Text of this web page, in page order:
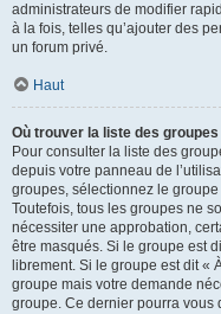
administrateurs de modifier
à la fois, telles qu’ajouter des
un forum privé.
Haut
Où trouver la liste des
Pour consulter la liste des
depuis votre panneau de
groupes, sélectionnez le
Toutefois, tous les groupes ne
nécessiter une approbation,
être masqués. Si le groupe est
librement. Si le groupe est dit «
groupe mais votre demande
groupe. Ce dernier pourra